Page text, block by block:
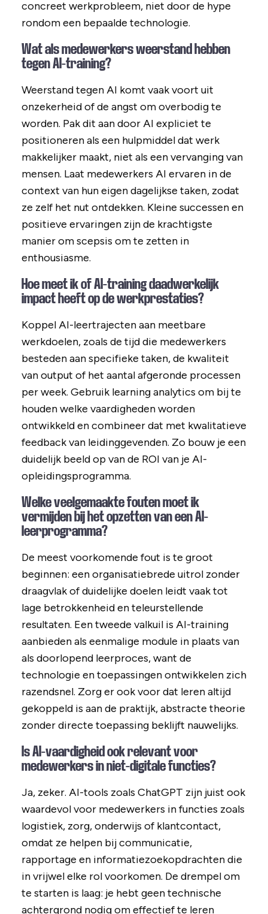
concreet werkprobleem, niet door de hype
rondom een bepaalde technologie.
Wat als medewerkers weerstand hebben
tegen AI-training?
Weerstand tegen AI komt vaak voort uit
onzekerheid of de angst om overbodig te
worden. Pak dit aan door AI expliciet te
positioneren als een hulpmiddel dat werk
makkelijker maakt, niet als een vervanging van
mensen. Laat medewerkers AI ervaren in de
context van hun eigen dagelijkse taken, zodat
ze zelf het nut ontdekken. Kleine successen en
positieve ervaringen zijn de krachtigste
manier om scepsis om te zetten in
enthousiasme.
Hoe meet ik of AI-training daadwerkelijk
impact heeft op de werkprestaties?
Koppel AI-leertrajecten aan meetbare
werkdoelen, zoals de tijd die medewerkers
besteden aan specifieke taken, de kwaliteit
van output of het aantal afgeronde processen
per week. Gebruik learning analytics om bij te
houden welke vaardigheden worden
ontwikkeld en combineer dat met kwalitatieve
feedback van leidinggevenden. Zo bouw je een
duidelijk beeld op van de ROI van je AI-
opleidingsprogramma.
Welke veelgemaakte fouten moet ik
vermijden bij het opzetten van een AI-
leerprogramma?
De meest voorkomende fout is te groot
beginnen: een organisatiebrede uitrol zonder
draagvlak of duidelijke doelen leidt vaak tot
lage betrokkenheid en teleurstellende
resultaten. Een tweede valkuil is AI-training
aanbieden als eenmalige module in plaats van
als doorlopend leerproces, want de
technologie en toepassingen ontwikkelen zich
razendsnel. Zorg er ook voor dat leren altijd
gekoppeld is aan de praktijk, abstracte theorie
zonder directe toepassing beklijft nauwelijks.
Is AI-vaardigheid ook relevant voor
medewerkers in niet-digitale functies?
Ja, zeker. AI-tools zoals ChatGPT zijn juist ook
waardevol voor medewerkers in functies zoals
logistiek, zorg, onderwijs of klantcontact,
omdat ze helpen bij communicatie,
rapportage en informatiezoekopdrachten die
in vrijwel elke rol voorkomen. De drempel om
te starten is laag: je hebt geen technische
achtergrond nodig om effectief te leren